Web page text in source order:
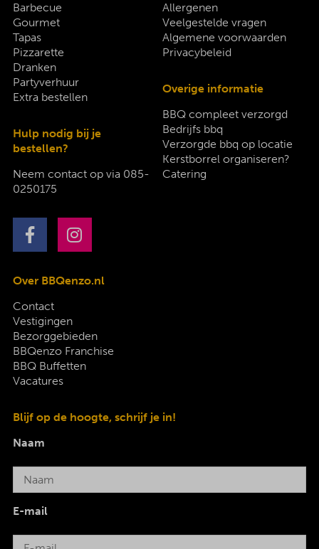
Barbecue
Gourmet
Tapas
Pizzarette
Dranken
Partyverhuur
Extra bestellen
Hulp nodig bij je
bestellen?
Neem contact op via 085-
0250175
Allergenen
Veelgestelde vragen
Algemene voorwaarden
Privacybeleid
Overige informatie
BBQ compleet verzorgd
Bedrijfs bbq
Verzorgde bbq op locatie
Kerstborrel organiseren?
Catering
Over BBQenzo.nl
Contact
Vestigingen
Bezorggebieden
BBQenzo Franchise
BBQ Buffetten
Vacatures
Blijf op de hoogte, schrijf je in!
Naam
E-mail